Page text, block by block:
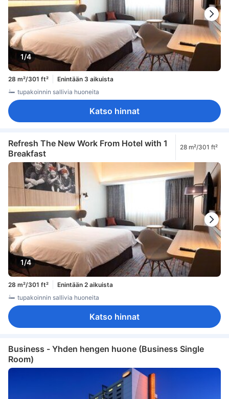
1/4
28 m²/301 ft²
Enintään 3 aikuista
tupakoinnin sallivia huoneita
Katso hinnat
Refresh The New Work From Hotel with 1
Breakfast
28 m²/301 ft²
1/4
28 m²/301 ft²
Enintään 2 aikuista
tupakoinnin sallivia huoneita
Katso hinnat
Business - Yhden hengen huone (Business Single
Room)